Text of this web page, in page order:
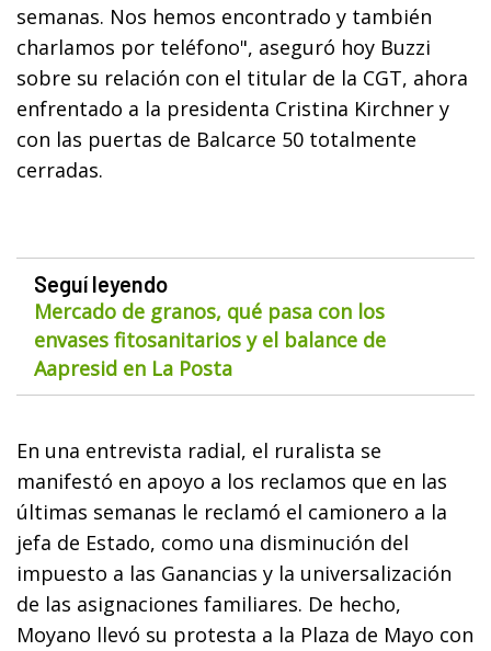
semanas. Nos hemos encontrado y también
charlamos por teléfono", aseguró hoy Buzzi
sobre su relación con el titular de la CGT, ahora
enfrentado a la presidenta Cristina Kirchner y
con las puertas de Balcarce 50 totalmente
cerradas.
Seguí leyendo
Mercado de granos, qué pasa con los
envases fitosanitarios y el balance de
Aapresid en La Posta
En una entrevista radial, el ruralista se
manifestó en apoyo a los reclamos que en las
últimas semanas le reclamó el camionero a la
jefa de Estado, como una disminución del
impuesto a las Ganancias y la universalización
de las asignaciones familiares. De hecho,
Moyano llevó su protesta a la Plaza de Mayo con